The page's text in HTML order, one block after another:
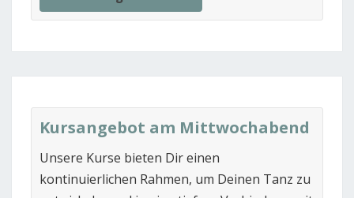
Kursangebot am Mittwochabend
Unsere Kurse bieten Dir einen
kontinuierlichen Rahmen, um Deinen Tanz zu